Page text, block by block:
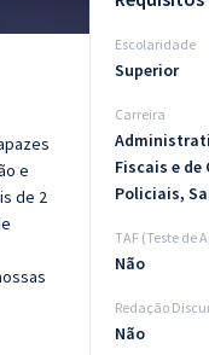
e
de 2
Escolaridade
Superior
Carreira
Fiscais e
Policiais,
TAF (Teste de
Não
Redação
Não